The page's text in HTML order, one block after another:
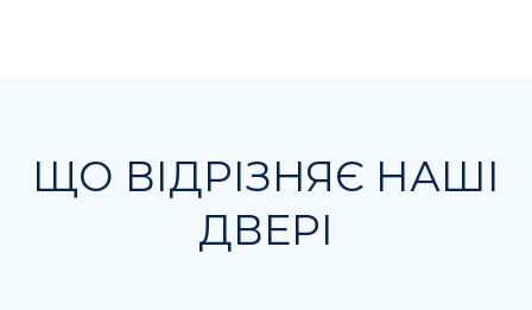
ЩО ВІДРІЗНЯЄ НАШІ
ДВЕРІ